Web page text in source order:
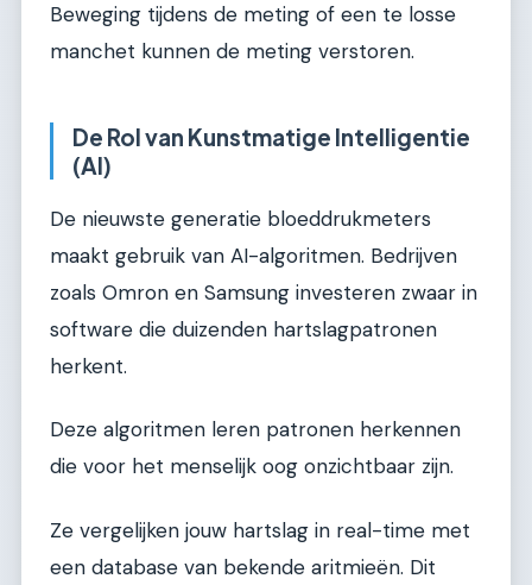
Beweging tijdens de meting of een te losse
manchet kunnen de meting verstoren.
De Rol van Kunstmatige Intelligentie
(AI)
De nieuwste generatie bloeddrukmeters
maakt gebruik van AI-algoritmen. Bedrijven
zoals Omron en Samsung investeren zwaar in
software die duizenden hartslagpatronen
herkent.
Deze algoritmen leren patronen herkennen
die voor het menselijk oog onzichtbaar zijn.
Ze vergelijken jouw hartslag in real-time met
een database van bekende aritmieën. Dit